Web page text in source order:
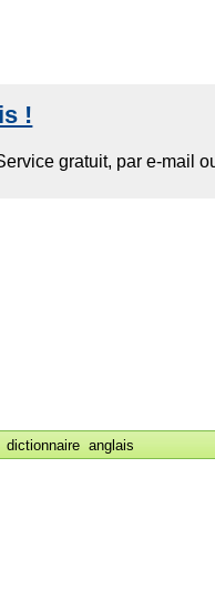
dictionnaire anglais